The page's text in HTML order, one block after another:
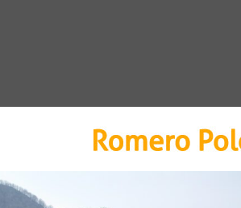
Romero Polo